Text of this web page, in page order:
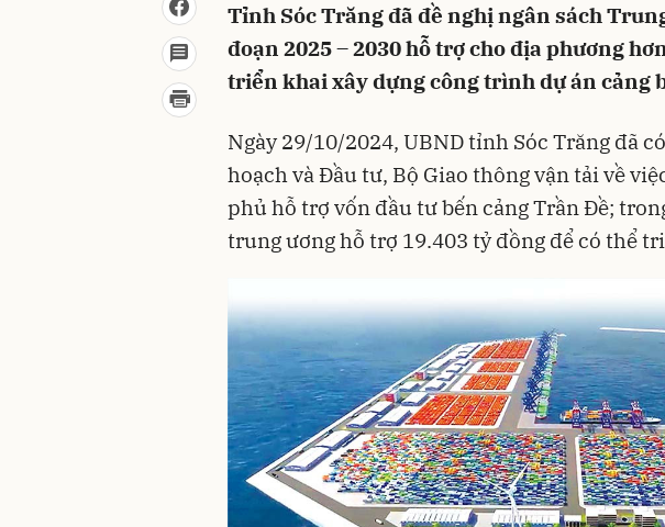
Tỉnh Sóc Trăng đã đề nghị ngân sách
đoạn 2025 – 2030 hỗ trợ cho địa phương
triển khai xây dựng công trình dự án cảng
Ngày 29/10/2024, UBND tỉnh Sóc Trăng đã
hoạch và Đầu tư, Bộ Giao thông vận tải về
phủ hỗ trợ vốn đầu tư bến cảng Trần Đề;
trung ương hỗ trợ 19.403 tỷ đồng để có thể